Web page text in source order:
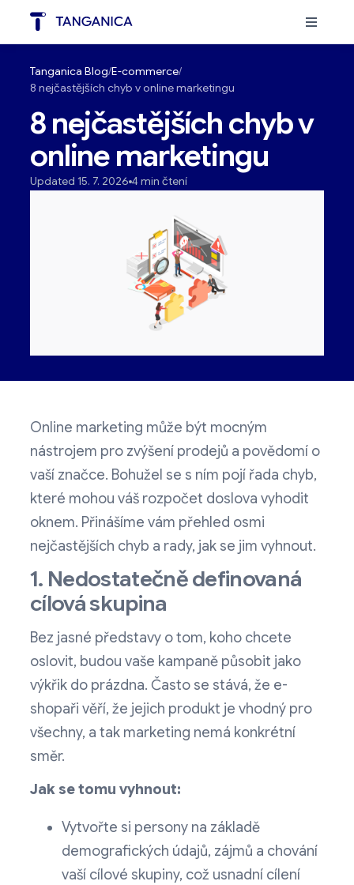
Tanganica Blog E-commerce
8 nejčastějších chyb v online marketingu
8 nejčastějších chyb v
online marketingu
Updated 15. 7. 2026 4 min čtení
Online marketing může být mocným
nástrojem pro zvýšení prodejů a povědomí o
vaší značce. Bohužel se s ním pojí řada chyb,
které mohou váš rozpočet doslova vyhodit
oknem. Přinášíme vám přehled osmi
nejčastějších chyb a rady, jak se jim vyhnout.
1. Nedostatečně definovaná
cílová skupina
Bez jasné představy o tom, koho chcete
oslovit, budou vaše kampaně působit jako
výkřik do prázdna. Často se stává, že e-
shopaři věří, že jejich produkt je vhodný pro
všechny, a tak marketing nemá konkrétní
směr.
Jak se tomu vyhnout:
Vytvořte si persony na základě
demografických údajů, zájmů a chování
vaší cílové skupiny, což usnadní cílení